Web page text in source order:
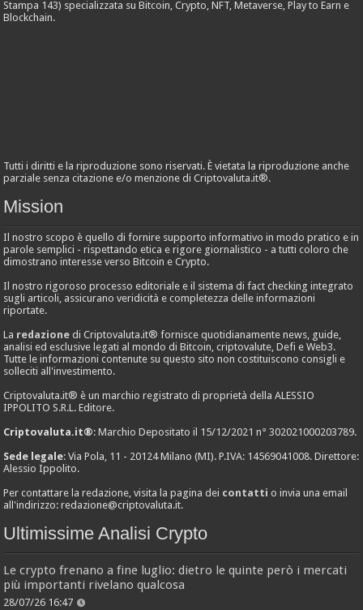
Stampa 143) specializzata su Bitcoin, Crypto, NFT, Metaverse, Play to Earn e
Blockchain.
Tutti i diritti e la riproduzione sono riservati. È vietata la riproduzione anche
parziale senza citazione e/o menzione di Criptovaluta.it®.
Mission
Il nostro scopo è quello di fornire supporto informativo in modo pratico e in
parole semplici - rispettando etica e rigore giornalistico - a tutti coloro che
dimostrano interesse verso Bitcoin e Crypto.
Il nostro rigoroso processo editoriale e il sistema di fact checking integrato
sugli articoli, assicurano veridicità e completezza delle informazioni
riportate.
La redazione di Criptovaluta.it® fornisce quotidianamente news, guide,
analisi ed esclusive legati al mondo di Bitcoin, criptovalute, Defi e Web3.
Tutte le informazioni contenute su questo sito non costituiscono consigli e
solleciti all'investimento.
Criptovaluta.it® è un marchio registrato di proprietà della ALESSIO
IPPOLITO S.R.L. Editore.
Criptovaluta.it®: Marchio Depositato il 15/12/2021 n° 302021000203789.
Sede legale: Via Pola, 11 - 20124 Milano (MI). P.IVA: 14569041008. Direttore:
Alessio Ippolito.
Per contattare la redazione, visita la pagina dei contatti o invia una email
all'indirizzo:redazione@criptovaluta.it.
Ultimissime Analisi Crypto
Le crypto frenano a fine luglio: dietro le quinte però i mercati
più importanti rivelano qualcosa
28/07/26 16:47